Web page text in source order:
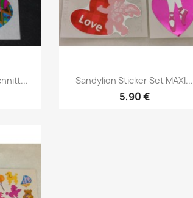
Sandylion Sticker Set MAXI...
5,90 €